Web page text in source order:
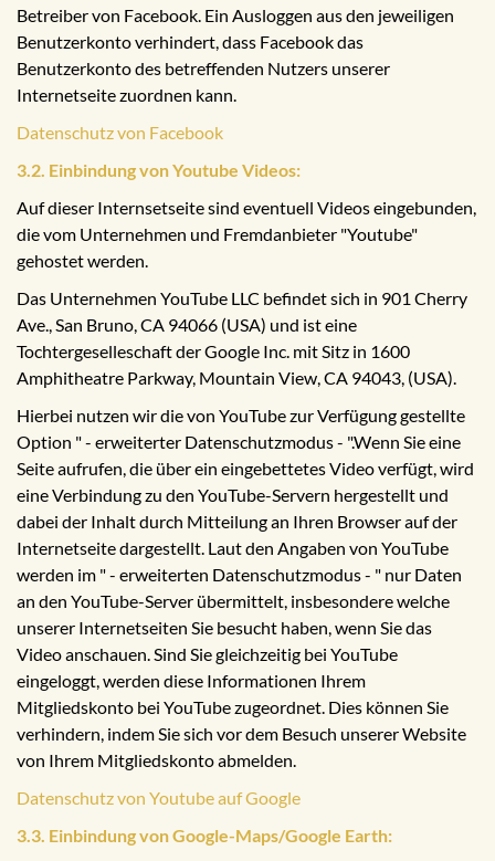
Betreiber von Facebook. Ein Ausloggen aus den jeweiligen
Benutzerkonto verhindert, dass Facebook das
Benutzerkonto des betreffenden Nutzers unserer
Internetseite zuordnen kann.
Datenschutz von Facebook
3.2. Einbindung von Youtube Videos:
Auf dieser Internsetseite sind eventuell Videos eingebunden,
die vom Unternehmen und Fremdanbieter "Youtube"
gehostet werden.
Das Unternehmen YouTube LLC befindet sich in 901 Cherry
Ave., San Bruno, CA 94066 (USA) und ist eine
Tochtergeselleschaft der Google Inc. mit Sitz in 1600
Amphitheatre Parkway, Mountain View, CA 94043, (USA).
Hierbei nutzen wir die von YouTube zur Verfügung gestellte
Option " - erweiterter Datenschutzmodus - ".Wenn Sie eine
Seite aufrufen, die über ein eingebettetes Video verfügt, wird
eine Verbindung zu den YouTube-Servern hergestellt und
dabei der Inhalt durch Mitteilung an Ihren Browser auf der
Internetseite dargestellt. Laut den Angaben von YouTube
werden im " - erweiterten Datenschutzmodus - " nur Daten
an den YouTube-Server übermittelt, insbesondere welche
unserer Internetseiten Sie besucht haben, wenn Sie das
Video anschauen. Sind Sie gleichzeitig bei YouTube
eingeloggt, werden diese Informationen Ihrem
Mitgliedskonto bei YouTube zugeordnet. Dies können Sie
verhindern, indem Sie sich vor dem Besuch unserer Website
von Ihrem Mitgliedskonto abmelden.
Datenschutz von Youtube auf Google
3.3. Einbindung von Google-Maps/Google Earth: